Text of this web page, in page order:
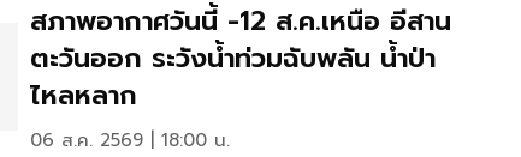
สภาพอากาศวันนี้ -12 ส.ค.เหนือ อีสาน
ตะวันออก ระวังน้ำท่วมฉับพลัน น้ำป่า
ไหลหลาก
06 ส.ค. 2569 | 18:00 น.